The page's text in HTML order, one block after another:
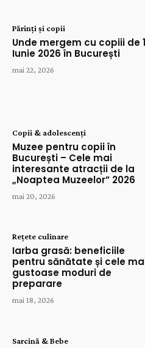
Părinți și copii
Unde mergem cu copiii de 1
Iunie 2026 în București
mai 22, 2026
Copii & adolescenți
Muzee pentru copii în
București – Cele mai
interesante atracții de la
„Noaptea Muzeelor” 2026
mai 20, 2026
Rețete culinare
Iarba grasă: beneficiile
pentru sănătate și cele
gustoase moduri de
preparare
mai 18, 2026
Sarcină & Bebe